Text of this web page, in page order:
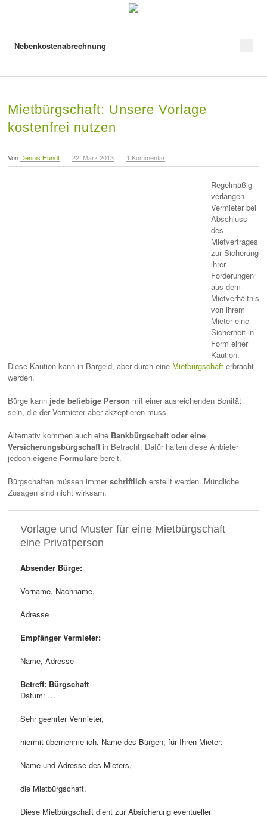
Nebenkostenabrechnung
Mietbürgschaft: Unsere Vorlage
kostenfrei nutzen
Von Dennis Hundt 22. März 2013 1 Kommentar
Regelmäßig
verlangen
Vermieter bei
Abschluss
des
Mietvertrages
zur Sicherung
ihrer
Forderungen
aus dem
Mietverhältnis
von ihrem
Mieter eine
Sicherheit in
Form einer
Kaution.
Diese Kaution kann in Bargeld, aber durch eine Mietbürgschaft erbracht
werden.
Bürge kann jede beliebige Person mit einer ausreichenden Bonität
sein, die der Vermieter aber akzeptieren muss.
Alternativ kommen auch eine Bankbürgschaft oder eine
Versicherungsbürgschaft in Betracht. Dafür halten diese Anbieter
jedoch eigene Formulare bereit.
Bürgschaften müssen immerschriftlich erstellt werden. Mündliche
Zusagen sind nicht wirksam.
Vorlage und Muster für eine Mietbürgschaft
eine Privatperson
Absender Bürge:
Vorname, Nachname,
Adresse
Empfänger Vermieter:
Name, Adresse
Betreff: Bürgschaft
Datum: …
Sehr geehrter Vermieter,
hiermit übernehme ich, Name des Bürgen, für Ihren Mieter:
Name und Adresse des Mieters,
die Mietbürgschaft.
Diese Mietbürgschaft dient zur Absicherung eventueller